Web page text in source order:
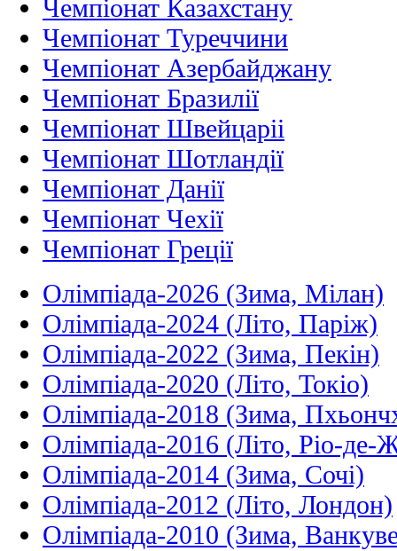
Чемпіонат Казахстану
Чемпіонат Туреччини
Чемпіонат Азербайджану
Чемпіонат Бразилії
Чемпіонат Швейцаріі
Чемпіонат Шотландії
Чемпіонат Данії
Чемпіонат Чехії
Чемпіонат Греції
Олімпіада-2026 (Зима, Мілан)
Олімпіада-2024 (Літо, Паріж)
Олімпіада-2022 (Зима, Пекін)
Олімпіада-2020 (Літо, Токіо)
Олімпіада-2018 (Зима,
Олімпіада-2016 (Літо, Ріо-де-
Олімпіада-2014 (Зима, Сочі)
Олімпіада-2012 (Літо, Лондон)
Олімпіада-2010 (Зима,